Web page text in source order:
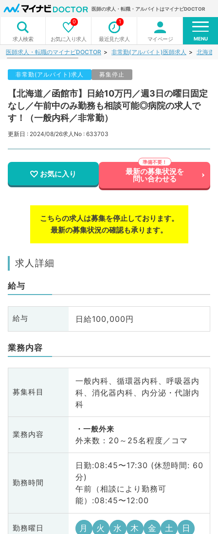
医師の求人・転職・アルバイトはマイナビDOCTOR
求人検索 お気に入り求人
0
最近見た求人
1
マイページ MENU
医師求人・転職のマイナビDOCTOR 非常勤(アルバイト)医師求人 北海道
非常勤(アルバイト)求人 募集停止
【北海道／函館市】日給10万円／週3日の曜日固定
なし／午前中のみ勤務も相談可能◎病院の求人で
す！（一般内科／非常勤）
更新日 : 2024/08/26求人No : 633703
お気に入り 最新の募集状況を
問い合わせる
こちらの求人は募集を停止しております。
最新の募集状況の確認も承ります。
求人詳細
給与
給与 日給100,000円
業務内容
募集科目
一般内科、循環器内科、呼吸器内
科、消化器内科、内分泌・代謝内
科
業務内容
一般外来
外来数：20～25名程度／コマ
勤務時間
日勤:08:45〜17:30 (休憩時間: 60
分)
午前（相談により勤務可
能）:08:45〜12:00
勤務曜日 月 火 水 木 金 土 日